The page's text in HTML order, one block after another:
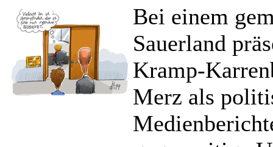
Bei einem
Sauerland
Kramp-
Merz als